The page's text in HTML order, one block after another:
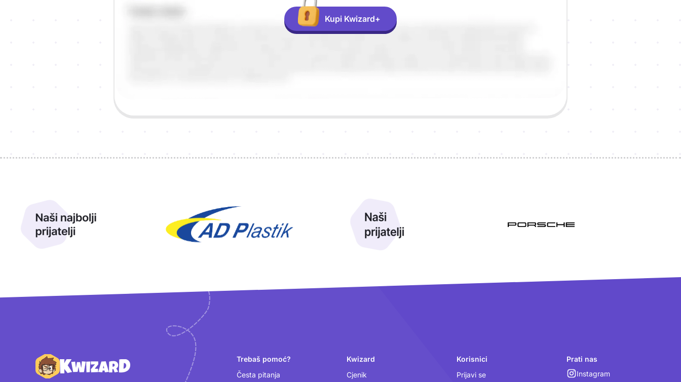
Kupi Kwizard+
Podnožje
Trebaš pomoć?
Česta pitanja
Kwizard
Cjenik
Korisnici
Prijavi se
Prati nas
Instagram